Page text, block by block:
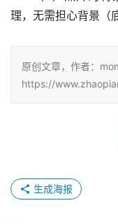
理，无需担心背景（
原创文章，作者：
https://
生成海报